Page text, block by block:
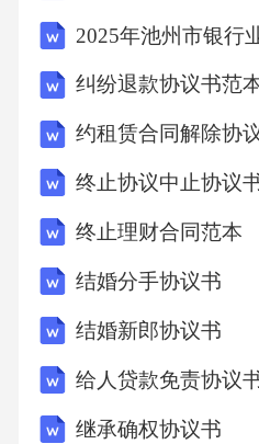
费用不足，乙方应另行补
合同约定支付货款给甲方
照未支付金额的[X]%向
超过[具体期限，如30日]
同，并要求乙方支付已交
合同变更与解除1.合同变
补充需经双方书面协商
议。变更或补充协议作为
与本合同具有同等法律效
协商一致，可以解除本合
本合同约定，另一方有权
纠纷退款协议书范
约租赁合同解除协
终止协议中止协议
终止理财合同范本
结婚分手协议书
结婚新郎协议书
给人贷款免责协议
继承确权协议书